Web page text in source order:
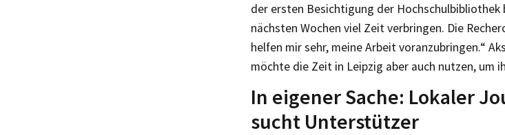
der ersten Besichtigung der Hochschulbibliothek
nächsten Wochen viel Zeit verbringen. Die
helfen mir sehr, meine Arbeit voranzubringen.“
möchte die Zeit in Leipzig aber auch nutzen, um
In eigener Sache: Lokaler
sucht Unterstützer